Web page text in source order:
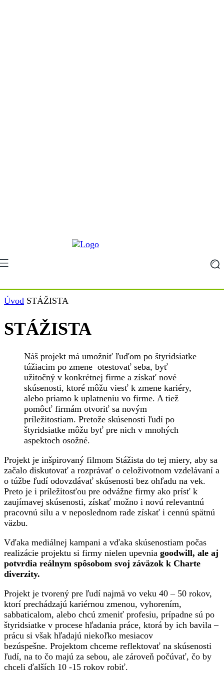
Úvod STÁŽISTA
STÁŽISTA
Náš projekt má umožniť ľuďom po štyridsiatke
túžiacim po zmene otestovať seba, byť
užitočný v konkrétnej firme a získať nové
skúsenosti, ktoré môžu viesť k zmene kariéry,
alebo priamo k uplatneniu vo firme. A tiež
pomôcť firmám otvoriť sa novým
príležitostiam. Pretože skúsenosti ľudí po
štyridsiatke môžu byť pre nich v mnohých
aspektoch osožné.
Projekt je inšpirovaný filmom Stážista do tej miery, aby sa
začalo diskutovať a rozprávať o celoživotnom vzdelávaní a
o túžbe ľudí odovzdávať skúsenosti bez ohľadu na vek.
Preto je i príležitosťou pre odvážne firmy ako prísť k
zaujímavej skúsenosti, získať možno i novú relevantnú
pracovnú silu a v neposlednom rade získať i cennú spätnú
väzbu.
Vďaka mediálnej kampani a vďaka skúsenostiam počas
realizácie projektu si firmy nielen upevnia goodwill, ale aj
potvrdia reálnym spôsobom svoj záväzok k Charte
diverzity.
Projekt je tvorený pre ľudí najmä vo veku 40 – 50 rokov,
ktorí prechádzajú kariérnou zmenou, vyhorením,
sabbaticalom, alebo chcú zmeniť profesiu, prípadne sú po
štyridsiatke v procese hľadania práce, ktorá by ich bavila –
prácu si však hľadajú niekoľko mesiacov
bezúspešne. Projektom chceme reflektovať na skúsenosti
ľudí, na to čo majú za sebou, ale zároveň počúvať, čo by
chceli ďalších 10 -15 rokov robiť.